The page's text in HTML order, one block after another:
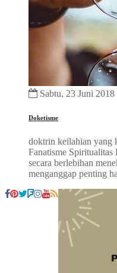
Sabtu, 23 Juni 2018
Doketisme
doktrin keilahian yang
Fanatisme Spiritualitas
secara berlebihan
menganggap penting